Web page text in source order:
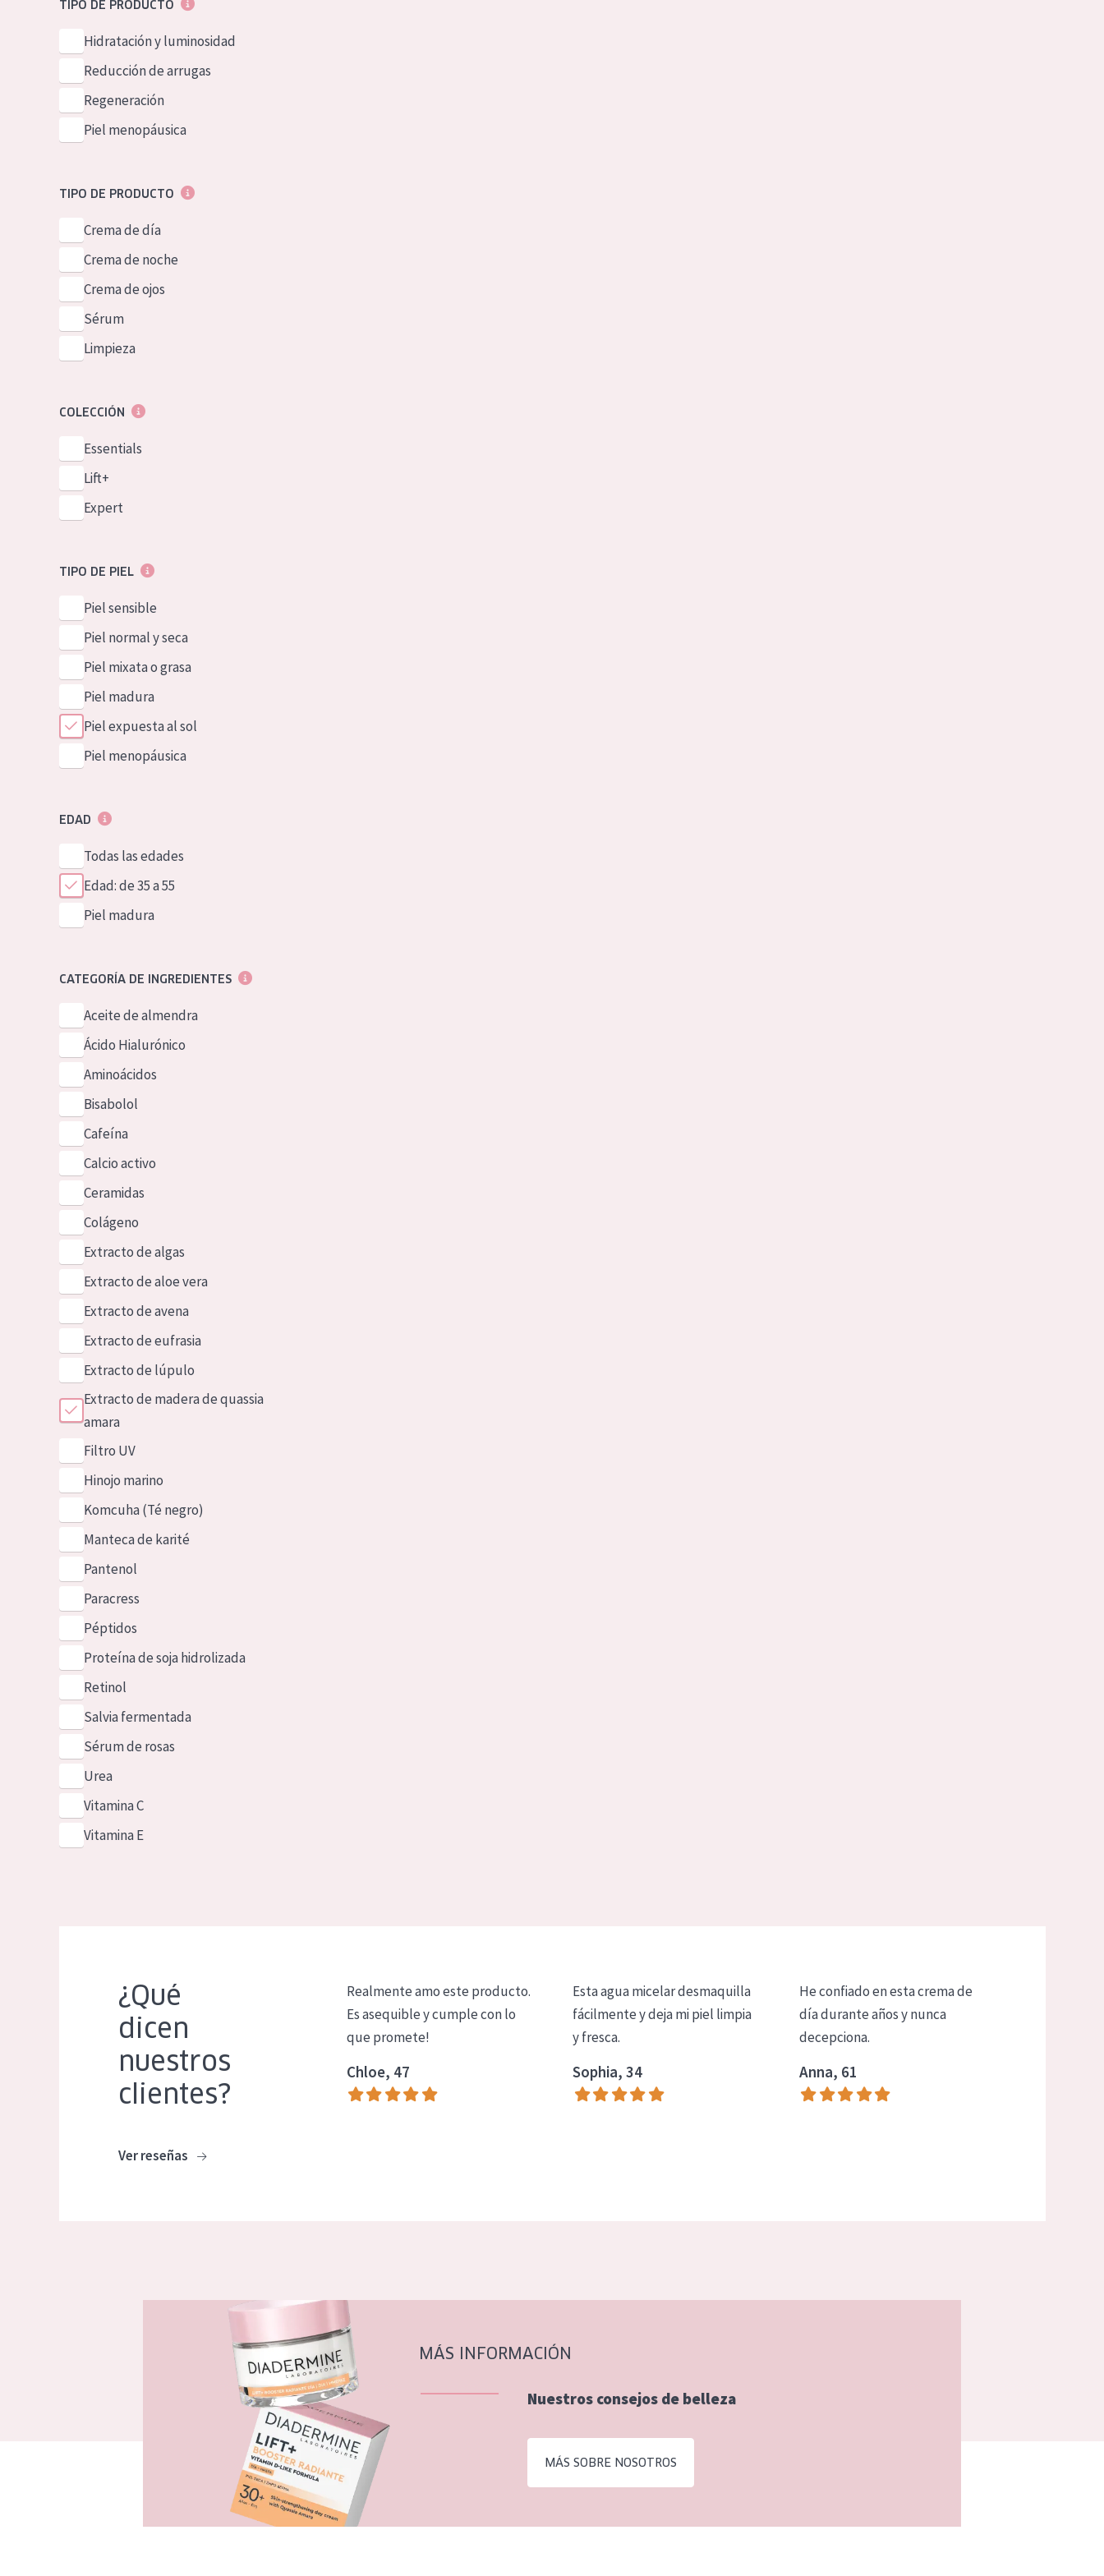
Spanish
Greek
TIPO DE PRODUCTO
Hidratación y luminosidad
Reducción de arrugas
Regeneración
Piel menopáusica
TIPO DE PRODUCTO
Crema de día
Crema de noche
Crema de ojos
Sérum
Limpieza
COLECCIÓN
Essentials
Lift+
Expert
TIPO DE PIEL
Piel sensible
Piel normal y seca
Piel mixata o grasa
Piel madura
Piel expuesta al sol
Piel menopáusica
EDAD
Todas las edades
Edad: de 35 a 55
Piel madura
CATEGORÍA DE INGREDIENTES
Aceite de almendra
Ácido Hialurónico
Aminoácidos
Bisabolol
Cafeína
Calcio activo
Ceramidas
Colágeno
Extracto de algas
Extracto de aloe vera
Extracto de avena
Extracto de eufrasia
Extracto de lúpulo
Extracto de madera de quassia
amara
Filtro UV
Hinojo marino
Komcuha (Té negro)
Manteca de karité
Pantenol
Paracress
Péptidos
Proteína de soja hidrolizada
Retinol
Salvia fermentada
Sérum de rosas
Urea
Vitamina C
Vitamina E
¿Qué
dicen
nuestros
clientes?
Ver reseñas
Realmente amo este producto.
Es asequible y cumple con lo
que promete!
Chloe, 47
Esta agua micelar desmaquilla
fácilmente y deja mi piel limpia
y fresca.
Sophia, 34
He confiado en esta crema de
día durante años y nunca
decepciona.
Anna, 61
MÁS INFORMACIÓN
Nuestros consejos de belleza
MÁS SOBRE NOSOTROS